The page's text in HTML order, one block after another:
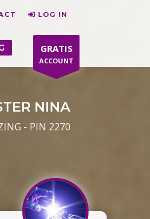
LOG IN
GRATIS
ACCOUNT
NINA
- PIN 2270